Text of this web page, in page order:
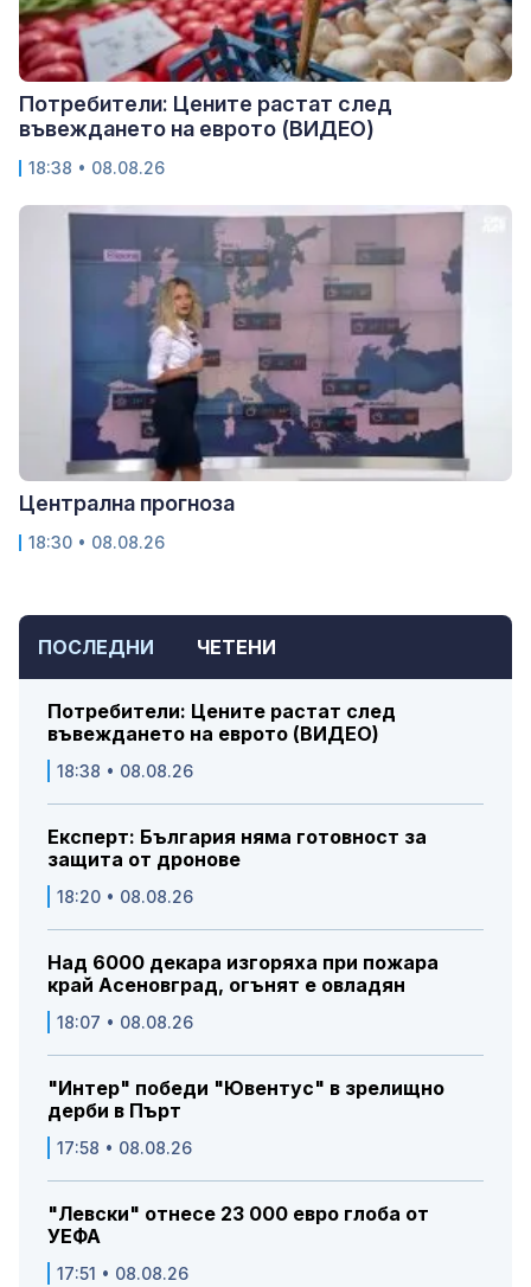
ПОСЛЕДНИ ЧЕТЕНИ
Потребители: Цените растат след
въвеждането на еврото (ВИДЕО)
18:38 • 08.08.26
Експерт: България няма готовност за
защита от дронове
18:20 • 08.08.26
Над 6000 декара изгоряха при пожара
край Асеновград, огънят е овладян
18:07 • 08.08.26
"Интер" победи "Ювентус" в зрелищно
дерби в Пърт
17:58 • 08.08.26
"Левски" отнесе 23 000 евро глоба от
УЕФА
17:51 • 08.08.26
Потребители: Цените растат след
въвеждането на еврото (ВИДЕО)
18:38 • 08.08.26
Централна прогноза
18:30 • 08.08.26